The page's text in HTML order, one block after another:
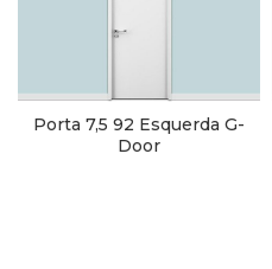
Porta 7,5 92 Esquerda G-
Door